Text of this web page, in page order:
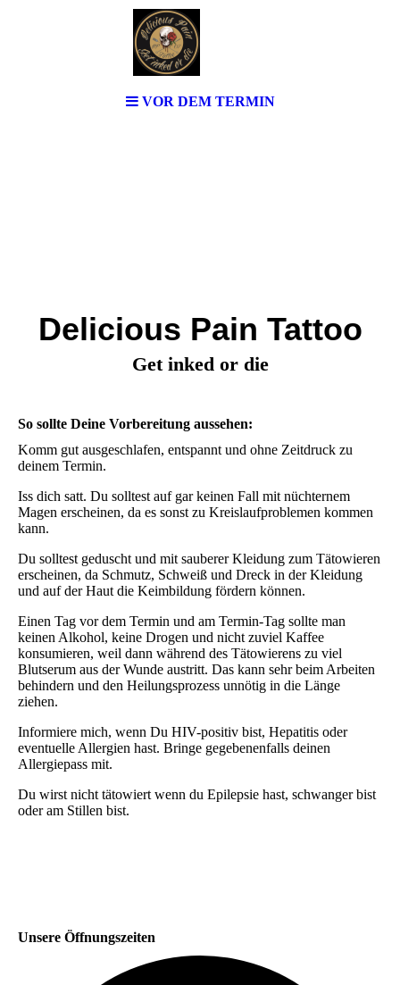
VOR DEM TERMIN
Delicious Pain Tattoo
Get inked or die
So sollte Deine Vorbereitung aussehen:
Komm gut ausgeschlafen, entspannt und ohne Zeitdruck zu
deinem Termin.
Iss dich satt. Du solltest auf gar keinen Fall mit nüchternem
Magen erscheinen, da es sonst zu Kreislaufproblemen kommen
kann.
Du solltest geduscht und mit sauberer Kleidung zum Tätowieren
erscheinen, da Schmutz, Schweiß und Dreck in der Kleidung
und auf der Haut die Keimbildung fördern können.
Einen Tag vor dem Termin und am Termin-Tag sollte man
keinen Alkohol, keine Drogen und nicht zuviel Kaffee
konsumieren, weil dann während des Tätowierens zu viel
Blutserum aus der Wunde austritt. Das kann sehr beim Arbeiten
behindern und den Heilungsprozess unnötig in die Länge
ziehen.
Informiere mich, wenn Du HIV-positiv bist, Hepatitis oder
eventuelle Allergien hast. Bringe gegebenenfalls deinen
Allergiepass mit.
Du wirst nicht tätowiert wenn du Epilepsie hast, schwanger bist
oder am Stillen bist.
Unsere Öffnungszeiten